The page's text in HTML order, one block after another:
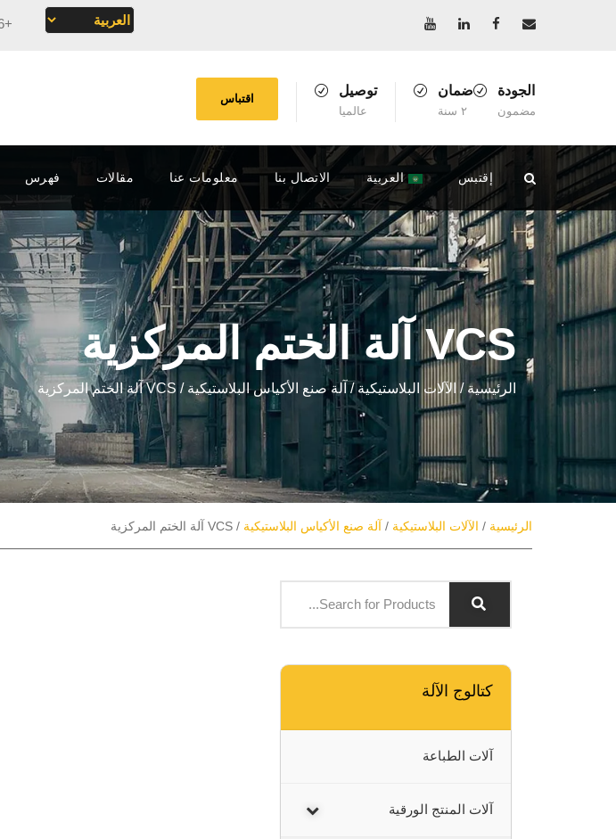
+86 150 5760 1439
الجودة
مضمون
ضمان
٢ سنة
توصيل
عالميا
اقتباس
فهرس مقالات معلومات عنا الاتصال بنا العربية إقتبس
VCS آلة الختم المركزية
الرئيسية / الآلات البلاستيكية/ آلة صنع الأكياس البلاستيكية / VCS آلة الختم المركزية
الرئيسية / الآلات البلاستيكية / آلة صنع الأكياس البلاستيكية / VCS آلة الختم المركزية
كتالوج الآلة
آلات الطباعة
آلات المنتج الورقية